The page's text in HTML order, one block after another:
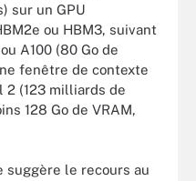
sur un GPU
ou HBM3, suivant
A100 (80 Go de
fenêtre de contexte
2 (123 milliards de
128 Go de VRAM,
suggère le recours au